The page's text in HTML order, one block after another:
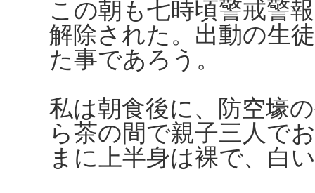
この朝も七時頃警戒警
解除された。出動の生
た事であろう。
私は朝食後に、防空壕
ら茶の間で親子三人で
まに上半身は裸で、白